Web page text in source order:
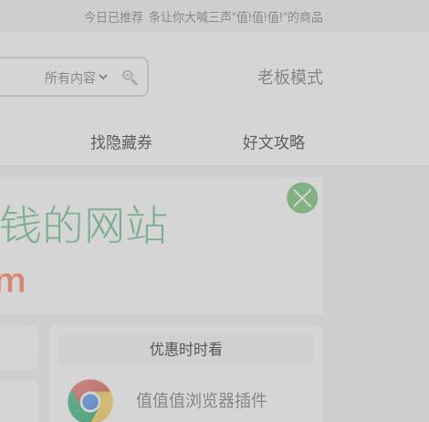
今日已推荐 条让你大喊三声"值!值!值!"的商品
老板模式
找隐藏券 好文攻略
优惠时时看
值值值浏览器插件